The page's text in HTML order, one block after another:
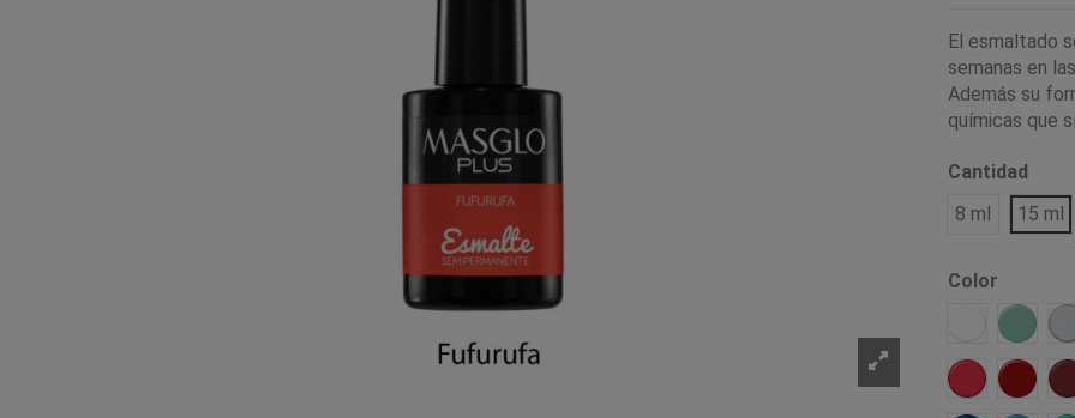
El esmaltado
semanas en
Además su
químicas que
Cantidad
8 ml
15 ml
Color
Tiza
Activa Linda